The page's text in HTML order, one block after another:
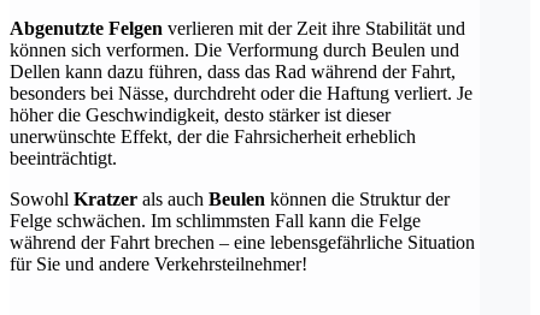
Abgenutzte Felgen verlieren mit der Zeit ihre Stabilität und
können sich verformen. Die Verformung durch Beulen und
Dellen kann dazu führen, dass das Rad während der Fahrt,
besonders bei Nässe, durchdreht oder die Haftung verliert. Je
höher die Geschwindigkeit, desto stärker ist dieser
unerwünschte Effekt, der die Fahrsicherheit erheblich
beeinträchtigt.
Sowohl Kratzer als auch Beulen können die Struktur der
Felge schwächen. Im schlimmsten Fall kann die Felge
während der Fahrt brechen – eine lebensgefährliche Situation
für Sie und andere Verkehrsteilnehmer!